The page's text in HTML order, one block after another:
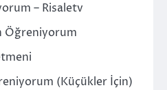
– Risaletv
Öğreniyorum
(Küçükler İçin)